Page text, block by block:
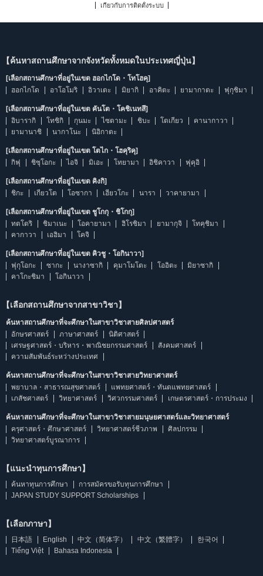
เกี่ยวกับการติดตั้งระบบ
【ค้นหาสถานศึกษาจากจังหวัดทั้งหมดในประเทศญี่ปุ่น】
[เลือกสถานศึกษาที่อยู่ในเขต ฮอกไกโด・โทโฮคุ]
ฮอกไกโด
อาโอโมริ อิวาเตะ มิยากิ อาคิตะ ยามากาตะ ฟุกุชิมา
[เลือกสถานศึกษาที่อยู่ในเขต คันโต・โคชิเนทสึ]
อิบารากิ
โทชิกิ กุนมะ ไซตามะ ชิบะ โตเกียว
คานากาวา
ยามานาชิ
นากาโนะ นิอิกาตะ
[เลือกสถานศึกษาที่อยู่ในเขต โตไก・โฮคุริคุ]
กิฟุ
ชิซุโอกะ ไอจิ มิเอะ โทยามา อิชิคาวา ฟุคุอิ
[เลือกสถานศึกษาที่อยู่ในเขต คิงกิ]
ชิกะ
เกียวโต โอซากา เฮียวโกะ นารา วาคายามา
[เลือกสถานศึกษาที่อยู่ในเขต ชูโกกุ・ชิโกกุ]
ทตโตริ
ชิมาเนะ โอคายามา ฮิโรชิมา ยามากุจิ
โทคุชิมา
คากาวา
เอฮิมา โคจิ
[เลือกสถานศึกษาที่อยู่ในเขต คิวชู・โอกินาวา]
ฟุกุโอกะ
ซากะ นางาซากิ คุมาโมโตะ โออิตะ
มิยาซากิ
คาโกะชิมา
โอกินาวา
【เลือกสถานศึกษาจากสาขาวิชา】
ค้นหาสถานศึกษาที่จะศึกษาในสาขาวิชาสายศิลปศาสตร์
อักษรศาสตร์
ภาษาศาสตร์
นิติศาสตร์
เศรษฐศาสตร์・บริหาร・พาณิชยกรรมศาสตร์
สังคมศาสตร์
ความสัมพันธ์ระหว่างประเทศ
ค้นหาสถานศึกษาที่จะศึกษาในสาขาวิชาสายวิทยาศาสตร์
พยาบาล・สาธารณสุขศาสตร์
แพทยศาสตร์・ทันตแพทยศาสตร์
เภสัชศาสตร์
วิทยาศาสตร์ วิศวกรรมศาสตร์ เกษตรศาสตร์・การประมง
ค้นหาสถานศึกษาที่จะศึกษาในสาขาวิชาสายมนุษยศาสตร์และวิทยาศาสตร์
ครุศาสตร์・ศึกษาศาสตร์
วิทยาศาสตร์ชีวภาพ
ศิลปกรรม
วิทยาศาสตร์บูรณาการ
【แนะนำทุนการศึกษา】
ค้นหาทุนการศึกษา
การสมัครขอรับทุนการศึกษา
JAPAN STUDY SUPPORT Scholarships
【เลือกภาษา】
日本語 English 中文（简体字） 中文（繁體字）
한국어
Tiếng Việt
Bahasa Indonesia